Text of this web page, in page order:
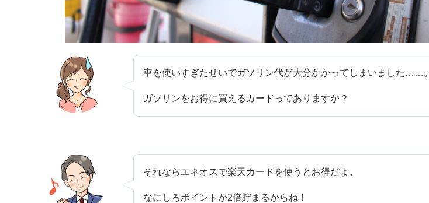
車を使いすぎたせいでガソリン代が大分かかってしまいました……。
ガソリンをお得に買えるカードってありますか？
それならエネオスで楽天カードを使うとお得だよ。
なにしろポイントが2倍貯まるからね！